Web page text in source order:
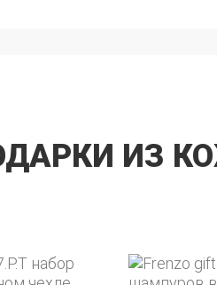
ИЗ